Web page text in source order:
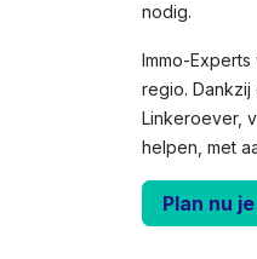
nodig.
Immo-
regio.
Linkeroever,
helpen, met
Plan nu